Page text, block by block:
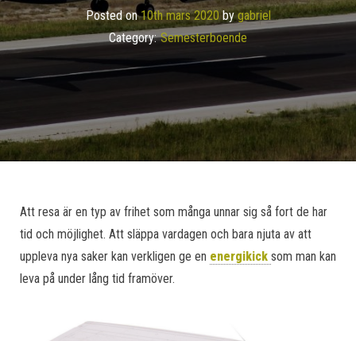
Posted on10th mars 2020bygabriel
Category: Semesterboende
Att resa är en typ av frihet som många unnar sig så fort de har
tid och möjlighet. Att släppa vardagen och bara njuta av att
uppleva nya saker kan verkligen ge en energikick som man kan
leva på under lång tid framöver.